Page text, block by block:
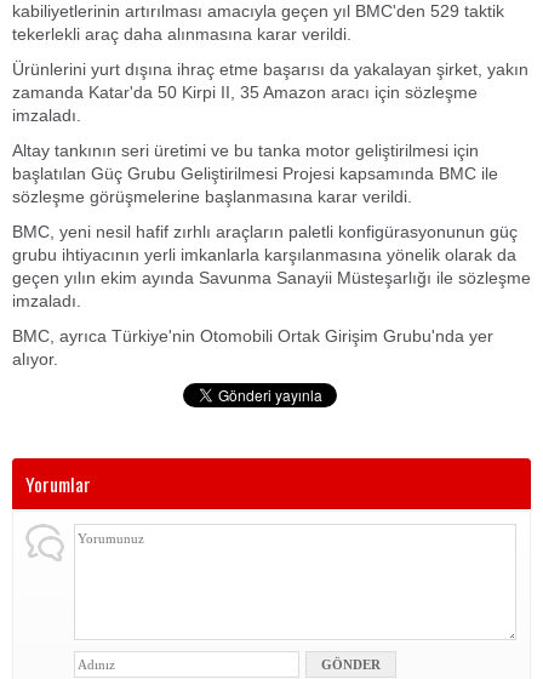
kabiliyetlerinin artırılması amacıyla geçen yıl BMC'den 529 taktik
tekerlekli araç daha alınmasına karar verildi.
Ürünlerini yurt dışına ihraç etme başarısı da yakalayan şirket, yakın
zamanda Katar'da 50 Kirpi II, 35 Amazon aracı için sözleşme
imzaladı.
Altay tankının seri üretimi ve bu tanka motor geliştirilmesi için
başlatılan Güç Grubu Geliştirilmesi Projesi kapsamında BMC ile
sözleşme görüşmelerine başlanmasına karar verildi.
BMC, yeni nesil hafif zırhlı araçların paletli konfigürasyonunun güç
grubu ihtiyacının yerli imkanlarla karşılanmasına yönelik olarak da
geçen yılın ekim ayında Savunma Sanayii Müsteşarlığı ile sözleşme
imzaladı.
BMC, ayrıca Türkiye'nin Otomobili Ortak Girişim Grubu'nda yer
alıyor.
Yorumlar